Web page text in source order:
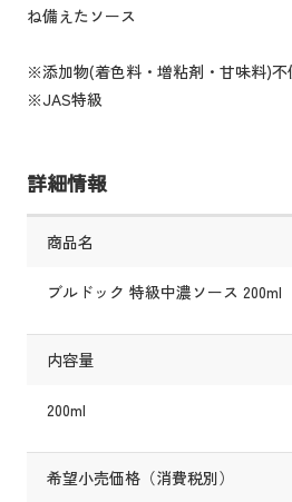
ね備えたソース
※添加物(着色料・増粘剤・甘味料)不
※JAS特級
詳細情報
商品名
ブルドック 特級中濃ソース 200ml
内容量
200ml
希望小売価格（消費税別）